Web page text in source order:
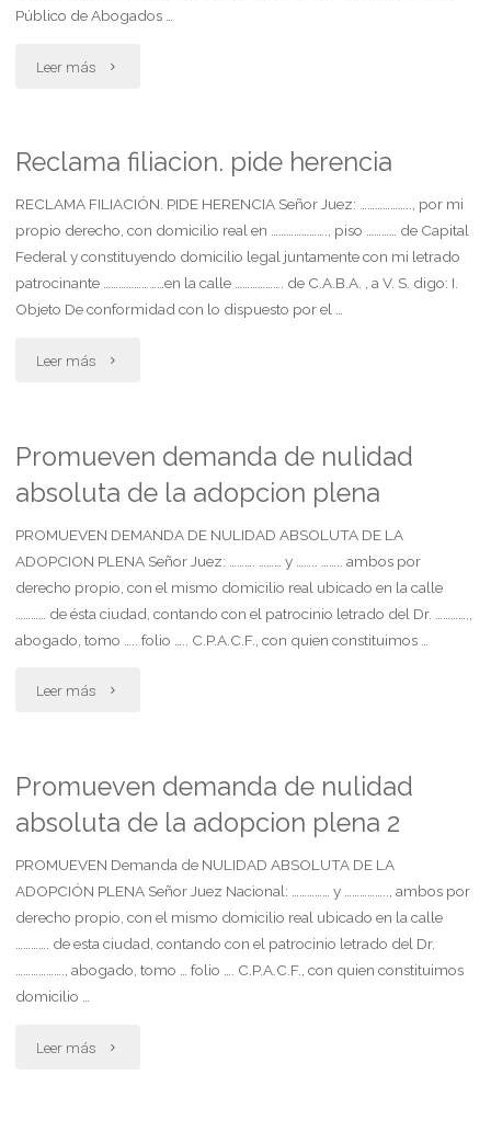
Público de Abogados …
Leer más "Reconciliacion"
Reclama filiacion. pide herencia
RECLAMA FILIACIÓN. PIDE HERENCIA Señor Juez: ……………….., por mi
propio derecho, con domicilio real en …………………., piso ………… de Capital
Federal y constituyendo domicilio legal juntamente con mi letrado
patrocinante ……………………en la calle ………………. de C.A.B.A. , a V. S. digo: I.
Objeto De conformidad con lo dispuesto por el …
Leer más "Reclama
herencia"
Promueven demanda de nulidad
absoluta de la adopcion plena
PROMUEVEN DEMANDA DE NULIDAD ABSOLUTA DE LA
ADOPCION PLENA Señor Juez: ………. ……… y …….. …….. ambos por
derecho propio, con el mismo domicilio real ubicado en la calle
………… de ésta ciudad, contando con el patrocinio letrado del Dr. ………….,
abogado, tomo ….. folio ….. C.P.A.C.F., con quien constituimos …
Leer más "Promueven
nulidad
absoluta
la
Promueven demanda de nulidad
absoluta de la adopcion plena 2
PROMUEVEN Demanda de NULIDAD ABSOLUTA DE LA
ADOPCIÓN PLENA Señor Juez Nacional: …………… y …………….., ambos por
derecho propio, con el mismo domicilio real ubicado en la calle
…………. de esta ciudad, contando con el patrocinio letrado del Dr.
………………., abogado, tomo … folio …. C.P.A.C.F., con quien constituimos
domicilio …
Leer más "Promueven